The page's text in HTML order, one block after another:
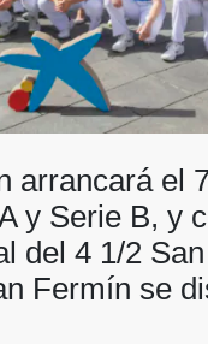
arrancará el
y Serie B, y
del 4 1/2
Fermín se